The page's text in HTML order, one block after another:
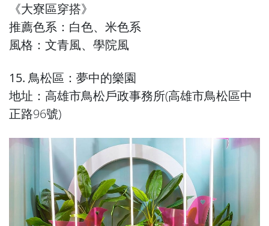
《大寮區穿搭》
推薦色系：白色、米色系
風格：文青風、學院風
15. 鳥松區：夢中的樂園
地址：高雄市鳥松戶政事務所(高雄市鳥松區中
正路96號)